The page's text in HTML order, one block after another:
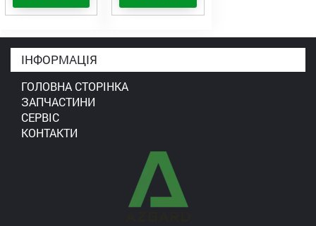
ІНФОРМАЦІЯ
ГОЛОВНА СТОРІНКА
ЗАПЧАСТИНИ
СЕРВІС
КОНТАКТИ